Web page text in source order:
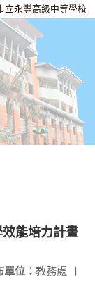
立永豐高級中等學校
能培力計畫
單位： 教務處 |